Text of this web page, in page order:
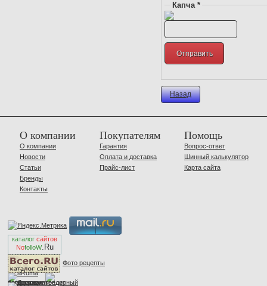
Капча *
Назад
О компании
О компании
Новости
Статьи
Бренды
Контакты
Покупателям
Гарантия
Оплата и доставка
Прайс-лист
Помощь
Вопрос-ответ
Шинный калькулятор
Карта сайта
каталог сайтов
NofolloW.Ru
Фото рецепты